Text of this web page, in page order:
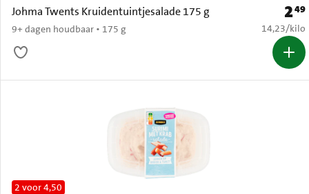
Johma Twents Kruidentuintjesalade 175 g
9+ dagen houdbaar • 175 g
249
€ 14,23
14,23/kilo
2 voor 4,50